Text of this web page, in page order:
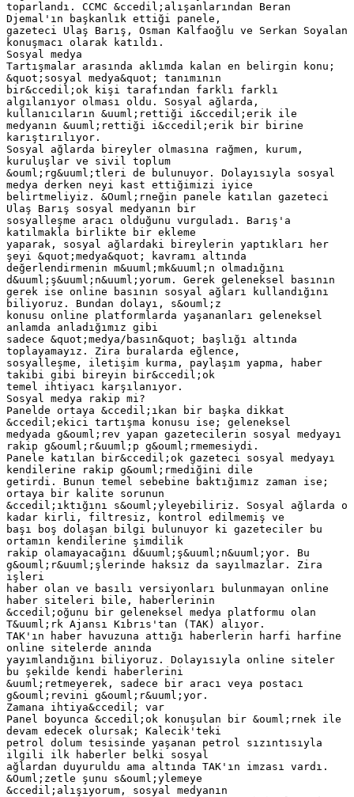
toparlandı. CCMC &ccedil;alışanlarından Beran
Djemal'ın başkanlık ettiği panele,
gazeteci Ulaş Barış, Osman Kalfaoğlu ve Serkan Soyalan
konuşmacı olarak katıldı.
Sosyal medya
Tartışmalar arasında aklımda kalan en belirgin konu;
&quot;sosyal medya&quot; tanımının
bir&ccedil;ok kişi tarafından farklı farklı
algılanıyor olması oldu. Sosyal ağlarda,
kullanıcıların &uuml;rettiği i&ccedil;erik ile
medyanın &uuml;rettiği i&ccedil;erik bir birine
karıştırılıyor.
Sosyal ağlarda bireyler olmasına rağmen, kurum,
kuruluşlar ve sivil toplum
&ouml;rg&uuml;tleri de bulunuyor. Dolayısıyla sosyal
medya derken neyi kast ettiğimizi iyice
belirtmeliyiz. &Ouml;rneğin panele katılan gazeteci
Ulaş Barış sosyal medyanın bir
sosyalleşme aracı olduğunu vurguladı. Barış'a
katılmakla birlikte bir ekleme
yaparak, sosyal ağlardaki bireylerin yaptıkları her
şeyi &quot;medya&quot; kavramı altında
değerlendirmenin m&uuml;mk&uuml;n olmadığını
d&uuml;ş&uuml;n&uuml;yorum. Gerek geleneksel basının
gerek ise online basının sosyal ağları kullandığını
biliyoruz. Bundan dolayı, s&ouml;z
konusu online platformlarda yaşananları geleneksel
anlamda anladığımız gibi
sadece &quot;medya/basın&quot; başlığı altında
toplayamayız. Zira buralarda eğlence,
sosyalleşme, iletişim kurma, paylaşım yapma, haber
takibi gibi bireyin bir&ccedil;ok
temel ihtiyacı karşılanıyor.
Sosyal medya rakip mi?
Panelde ortaya &ccedil;ıkan bir başka dikkat
&ccedil;ekici tartışma konusu ise; geleneksel
medyada g&ouml;rev yapan gazetecilerin sosyal medyayı
rakip g&ouml;r&uuml;p g&ouml;rmemesiydi.
Panele katılan bir&ccedil;ok gazeteci sosyal medyayı
kendilerine rakip g&ouml;rmediğini dile
getirdi. Bunun temel sebebine baktığımız zaman ise;
ortaya bir kalite sorunun
&ccedil;ıktığını s&ouml;yleyebiliriz. Sosyal ağlarda o
kadar kirli, filtresiz, kontrol edilmemiş ve
başı boş dolaşan bilgi bulunuyor ki gazeteciler bu
ortamın kendilerine şimdilik
rakip olamayacağını d&uuml;ş&uuml;n&uuml;yor. Bu
g&ouml;r&uuml;şlerinde haksız da sayılmazlar. Zira
işleri
haber olan ve basılı versiyonları bulunmayan online
haber siteleri bile, haberlerinin
&ccedil;oğunu bir geleneksel medya platformu olan
T&uuml;rk Ajansı Kıbrıs'tan (TAK) alıyor.
TAK'ın haber havuzuna attığı haberlerin harfi harfine
online sitelerde anında
yayımlandığını biliyoruz. Dolayısıyla online siteler
bu şekilde kendi haberlerini
&uuml;retmeyerek, sadece bir aracı veya postacı
g&ouml;revini g&ouml;r&uuml;yor.
Zamana ihtiya&ccedil; var
Panel boyunca &ccedil;ok konuşulan bir &ouml;rnek ile
devam edecek olursak; Kalecik'teki
petrol dolum tesisinde yaşanan petrol sızıntısıyla
ilgili ilk haberler belki sosyal
ağlardan duyuruldu ama altında TAK'ın imzası vardı.
&Ouml;zetle şunu s&ouml;ylemeye
&ccedil;alışıyorum, sosyal medyanın